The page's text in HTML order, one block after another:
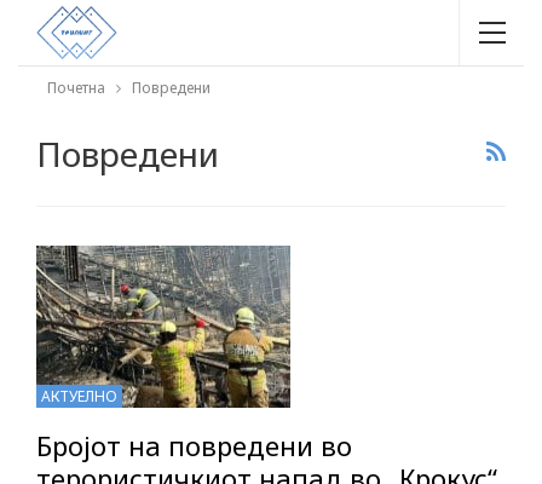
Почетна Повредени
Повредени
АКТУЕЛНО
Бројот на повредени во